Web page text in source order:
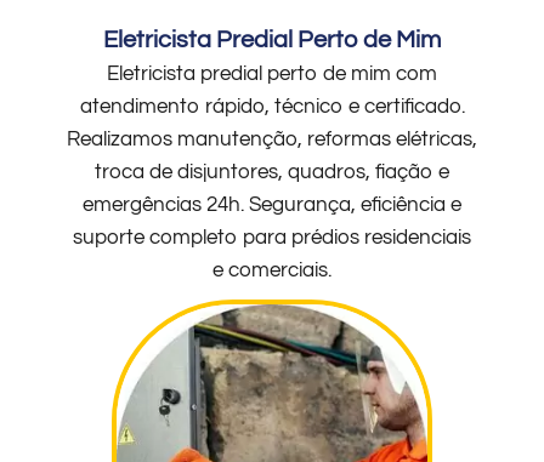
Eletricista Predial Perto de Mim
Eletricista predial perto de mim com
atendimento rápido, técnico e certificado.
Realizamos manutenção, reformas elétricas,
troca de disjuntores, quadros, fiação e
emergências 24h. Segurança, eficiência e
suporte completo para prédios residenciais
e comerciais.